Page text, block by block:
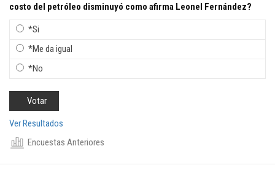
costo del petróleo disminuyó como afirma Leonel Fernández?
*Si
*Me da igual
*No
Ver Resultados
Encuestas Anteriores